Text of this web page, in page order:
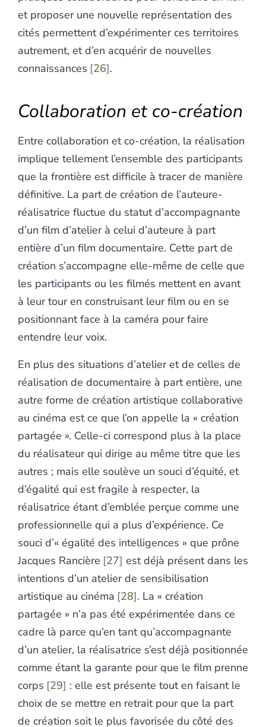
et proposer une nouvelle représentation des
cités permettent d’expérimenter ces territoires
autrement, et d’en acquérir de nouvelles
connaissances 26 .
Collaboration et co-création
Entre collaboration et co-création, la réalisation
implique tellement l’ensemble des participants
que la frontière est difficile à tracer de manière
définitive. La part de création de l’auteure-
réalisatrice fluctue du statut d’accompagnante
d’un film d’atelier à celui d’auteure à part
entière d’un film documentaire. Cette part de
création s’accompagne elle-même de celle que
les participants ou les filmés mettent en avant
à leur tour en construisant leur film ou en se
positionnant face à la caméra pour faire
entendre leur voix.
En plus des situations d’atelier et de celles de
réalisation de documentaire à part entière, une
autre forme de création artistique collaborative
au cinéma est ce que l’on appelle la « création
partagée ». Celle-ci correspond plus à la place
du réalisateur qui dirige au même titre que les
autres ; mais elle soulève un souci d’équité, et
d’égalité qui est fragile à respecter, la
réalisatrice étant d’emblée perçue comme une
professionnelle qui a plus d’expérience. Ce
souci d’« égalité des intelligences » que prône
Jacques Rancière 27 est déjà présent dans les
intentions d’un atelier de sensibilisation
artistique au cinéma 28 . La « création
partagée » n’a pas été expérimentée dans ce
cadre là parce qu’en tant qu’accompagnante
d’un atelier, la réalisatrice s’est déjà positionnée
comme étant la garante pour que le film prenne
corps 29 : elle est présente tout en faisant le
choix de se mettre en retrait pour que la part
de création soit le plus favorisée du côté des